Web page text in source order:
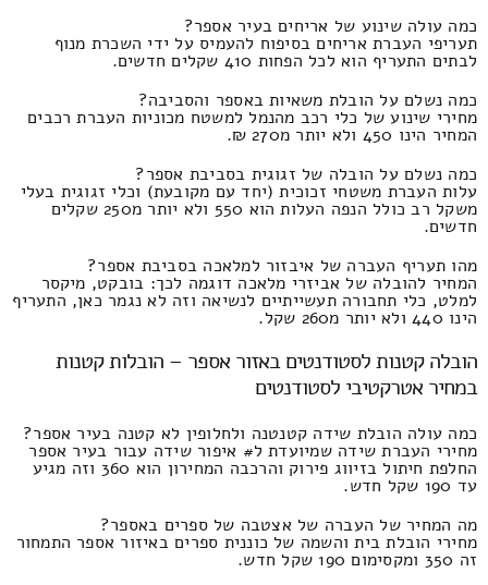
כמה עולה שינוע של אריחים בעיר אספר?
תעריפי העברת אריחים בסיפוח להעמיס על ידי השכרת מנוף
לבתים התעריף הוא לכל הפחות 410 שקלים חדשים.
כמה נשלם על הובלת משאיות באספר והסביבה?
מחירי שינוע של כלי רכב מהנמל למשטח מכוניות העברת רכבים
המחיר הינו 450 ולא יותר מ270 ₪.
כמה נשלם על הובלה של זגוגית בסביבת אספר?
עלות העברת משטחי זכוכית (יחד עם מקובעת) וכלי זגוגית בעלי
משקל רב כולל הנפה העלות הוא 550 ולא יותר מ250 שקלים
חדשים.
מהו תעריף העברה של איבזור למלאכה בסביבת אספר?
המחיר להובלה של אביזרי מלאכה דוגמה לכך: בובקט, מיקסר
למלט, כלי תחבורה תעשייתיים לנשיאה וזה לא נגמר כאן, התעריף
הינו 440 ולא יותר מ260 שקל.
הובלה קטנות לסטודנטים באזור אספר – הובלות קטנות
במחיר אטרקטיבי לסטודנטים
כמה עולה הובלת שידה קטנטנה ולחלופין לא קטנה בעיר אספר?
מחירי העברת שידה שמיועדת ל# איפור שידה עבור בעיר אספר
החלפת חיתול בזיווג פירוק והרכבה המחירון הוא 360 וזה מגיע
עד 190 שקל חדש.
מה המחיר של העברה של אצטבה של ספרים באספר?
מחירי הובלת בית והשמה של כוננית ספרים באיזור אספר התמחור
זה 350 ומקסימום 190 שקל חדש.